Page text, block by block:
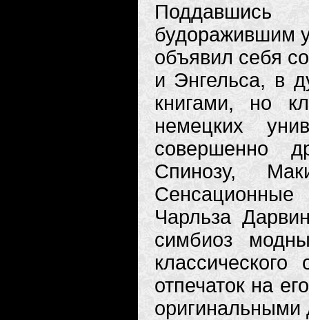
будоражившим
объявил себя
и Энгельса, в
книгами, но
немецких
совершенно
Спинозу,
Чарльза
симбиоз
отпечаток на
оригинальными